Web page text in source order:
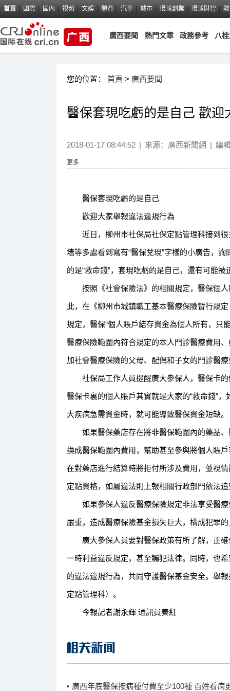
首頁 國際 國內 視頻 文娛 體育 汽車 城市 環球創業 環球財智
廣西要聞 熱門文章 政務參考 八
您的位置： 首頁 > 廣西要聞
醫保套現吃虧的是自己 歡
2018-01-17 08:44:52 | 來源： 廣西新聞網 | 編
更多
醫保套現吃虧的是自己
歡迎大家舉報違法違規行為
近日，柳州市社保局社保定點管理科接到很
墻等多處看到寫有“醫保兌現”字樣的小廣告，
的是“救命錢”，套現吃虧的是自己，還有可能被
按照《社會保險法》的相關規定，醫保個人
此，在《柳州市城鎮職工基本醫療保險暫行規
規定，醫保“個人賬戶結存資金為個人所有，只
醫療保險範圍內符合規定的本人門診醫療費用
加社會醫療保險的父母、配偶和子女的門診醫
社保局工作人員提醒廣大參保人，醫保卡的
醫保卡裏的個人賬戶其實就是大家的“救命錢”
大疾病急需資金時，就可能導致醫保資金短缺。
如果醫保藥店存在將非醫保範圍內的藥品、
換成醫保範圍內費用，幫助甚至參與將個人賬
在對藥店進行結算時將拒付所涉及費用，並視
定點資格，如屬違法則上報相關行政部門依法
如果參保人違反醫療保險規定非法享受醫療
嚴重，造成醫療保險基金損失巨大，構成犯罪
廣大參保人員要對醫保政策有所了解，正確
一時利益違反規定，甚至觸犯法律。同時，也
的違法違規行為，共同守護醫保基金安全。舉
定點管理科）。
今報記者謝永輝 通訊員秦紅
廣西年底醫保按病種付費至少100種 百姓看病